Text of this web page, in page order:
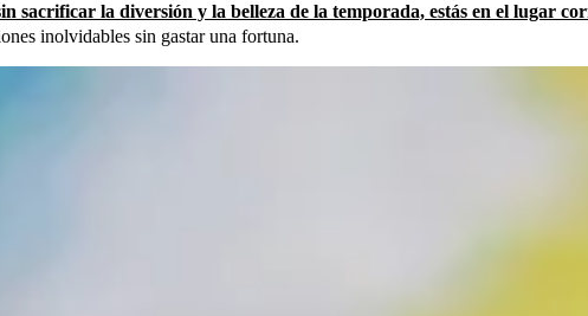
sacrificar la diversión y la belleza de la temporada, estás en el lugar
inolvidables sin gastar una fortuna.